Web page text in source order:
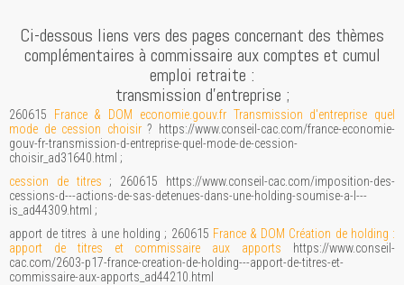
Ci-dessous liens vers des pages concernant des thèmes
complémentaires à commissaire aux comptes et cumul
emploi retraite :
transmission d'entreprise ;
260615 France & DOM economie.gouv.fr Transmission d'entreprise quel
mode de cession choisir? https://www.conseil-cac.com/france-economie-
gouv-fr-transmission-d-entreprise-quel-mode-de-cession-
choisir_ad31640.html ;
cession de titres ; 260615 https://www.conseil-cac.com/imposition-des-
cessions-d---actions-de-sas-detenues-dans-une-holding-soumise-a-l---
is_ad44309.html ;
apport de titres à une holding ; 260615 France & DOM Création de holding :
apport de titres et commissaire aux apports https://www.conseil-
cac.com/2603-p17-france-creation-de-holding---apport-de-titres-et-
commissaire-aux-apports_ad44210.html